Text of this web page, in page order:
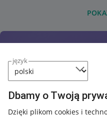
język
Dbamy o Twoją
Dzięki plikom cookies i